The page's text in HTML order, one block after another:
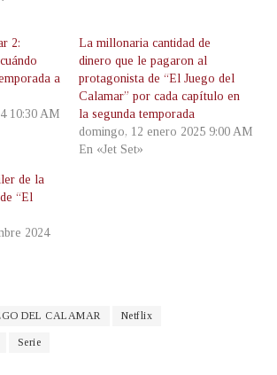
2:
a
10:30 AM
La millonaria cantidad de
dinero que le pagaron al
protagonista de “El Juego del
Calamar” por cada capítulo en
la segunda temporada
domingo, 12 enero 2025 9:00 AM
En «Jet Set»
de la
“El
2024
DEL CALAMAR Netflix
Serie